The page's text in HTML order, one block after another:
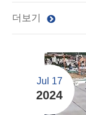
더보기
Jul 17
2024